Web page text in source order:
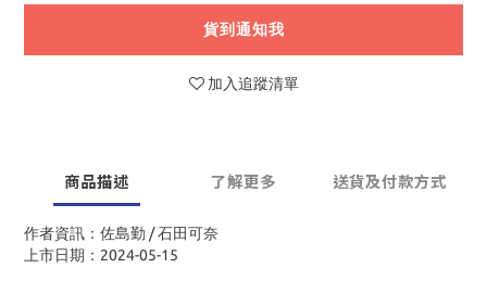
貨到通知我
加入追蹤清單
商品描述 了解更多 送貨及付款方式
作者資訊：佐島勤 / 石田可奈
上市日期：2024-05-15